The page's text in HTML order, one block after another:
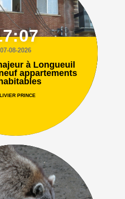
07-08-2026
à Longueuil
appartements
PRINCE